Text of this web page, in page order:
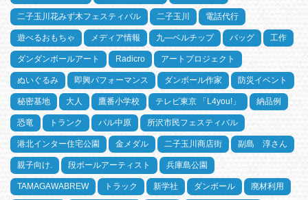
二子玉川花みず木フェスティバル 二子玉川 電話代行
遊べるおもちゃ メディア情報 九―ベルチップ バッグ 工作
ダンダンボールアート Radicro アートプロジェクト
ぬいぐるみ 即興パフォーマンス ダンボール作家 防災イベント
秘密基地 大人 鷹番小学校 テレビ東京 「L4you!」 納品例
恐竜 トランク パル中原 所沢市民フェスティバル
港北インター住宅公園 金メダル 二子玉川商店街 副島 淳さん
親子向け. 段ボールアーティスト 兵庫島公園
TAMAGAWABREW トラック 新学社 ダンボール 廃材利用